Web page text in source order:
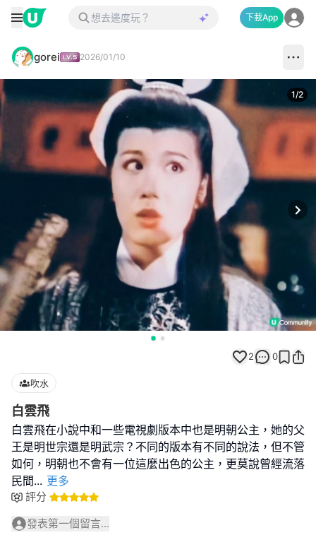
下載App
gorei 2026/01/10
1/2
2 0
吹水
白雲飛
白雲飛在小說中和一些電視劇版本中也是明朝公主，她的父
王是明世宗還是明武宗？不同的版本有不同的說法，但不管
如何，明朝也不會有一位這麼出色的公主，更莫說曾經流落
民間... 更多
評分
發表第一個留言...